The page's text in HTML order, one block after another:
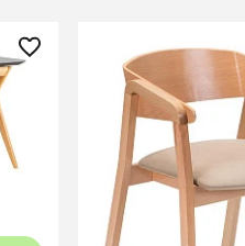
22 600 ₽
Кресло Dalia